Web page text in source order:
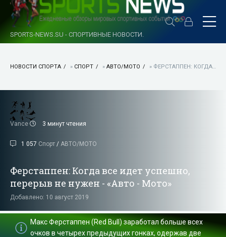
SPORTS-NEWS.SU - СПОРТИВНЫЕ НОВОСТИ.
НОВОСТИ СПОРТА » СПОРТ » АВТО/МОТО » ФЕРСТАППЕН: КОГДА ВСЕ ИДЕТ УСПЕШНО, ПЕРЕРЫВ НЕ НУЖЕН - «АВТО - МОТО»
Vance 3 минут чтения
1 057 Спорт / АВТО/МОТО
Ферстаппен: Когда все идет успешно,
перерыв не нужен - «Авто - Мото»
Добавлено: 10 август 2019
Макс Ферстаппен (Red Bull) заработал больше всех
очков в четырех предыдущих гонках, одержав две